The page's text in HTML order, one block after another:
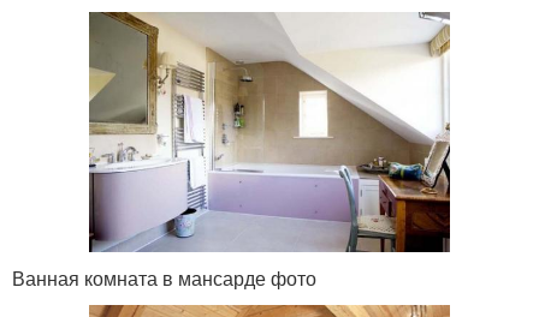
Ванная комната в мансарде фото